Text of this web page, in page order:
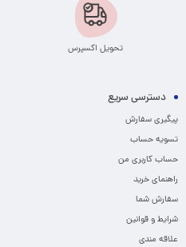
تحویل اکسپرس
دسترسی سریع
پیگیری سفارش
تسویه حساب
حساب کاربری من
راهنمای خرید
سفارش شما
شرایط و قوانین
علاقه مندی